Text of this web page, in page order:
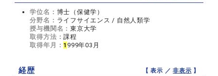
学位名： 博士（保健学）
分野名： ライフサイエンス / 自然人類学
授与機関名：東京大学
取得方法：課程
取得年月： 1 999年03月
経歴 【 表示 ／非表示 】